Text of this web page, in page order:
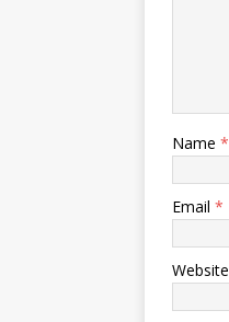
Name *
Email *
Website